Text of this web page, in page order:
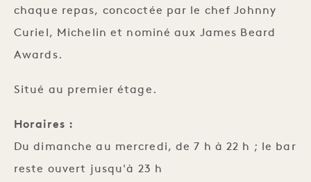
chaque repas, concoctée par le chef Johnny
Curiel, Michelin et nominé aux James Beard
Awards.
Situé au premier étage.
Horaires :
Du dimanche au mercredi, de 7 h à 22 h ; le bar
reste ouvert jusqu'à 23 h